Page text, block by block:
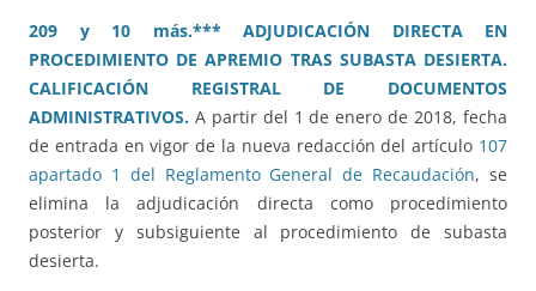
209 y 10 más.*** ADJUDICACIÓN DIRECTA EN
PROCEDIMIENTO DE APREMIO TRAS SUBASTA DESIERTA.
CALIFICACIÓN REGISTRAL DE DOCUMENTOS
ADMINISTRATIVOS. A partir del 1 de enero de 2018, fecha
de entrada en vigor de la nueva redacción del artículo 107
apartado 1 del Reglamento General de Recaudación, se
elimina la adjudicación directa como procedimiento
posterior y subsiguiente al procedimiento de subasta
desierta.